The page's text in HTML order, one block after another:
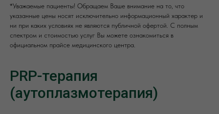
здоровья
центре
Главная Гинекология
Бограда, 132
Бограда, 132
центре
Главная Гинекология
Бограда, 132
*Уважаемые пациенты! Обращаем Ваше внимание на то, что
указанные цены носят исключительно информационный характер и
ни при каких условиях не являются публичной офертой. С полным
спектром и стоимостью услуг Вы можете ознакомиться в
официальном прайсе медицинского центра.
PRP-терапия
(аутоплазмотерапия)